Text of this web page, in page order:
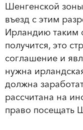
Шенгенской
въезд с этим
Ирландию таким
получится, это
соглашение и
нужна
должна
рассчитана на
право посещать